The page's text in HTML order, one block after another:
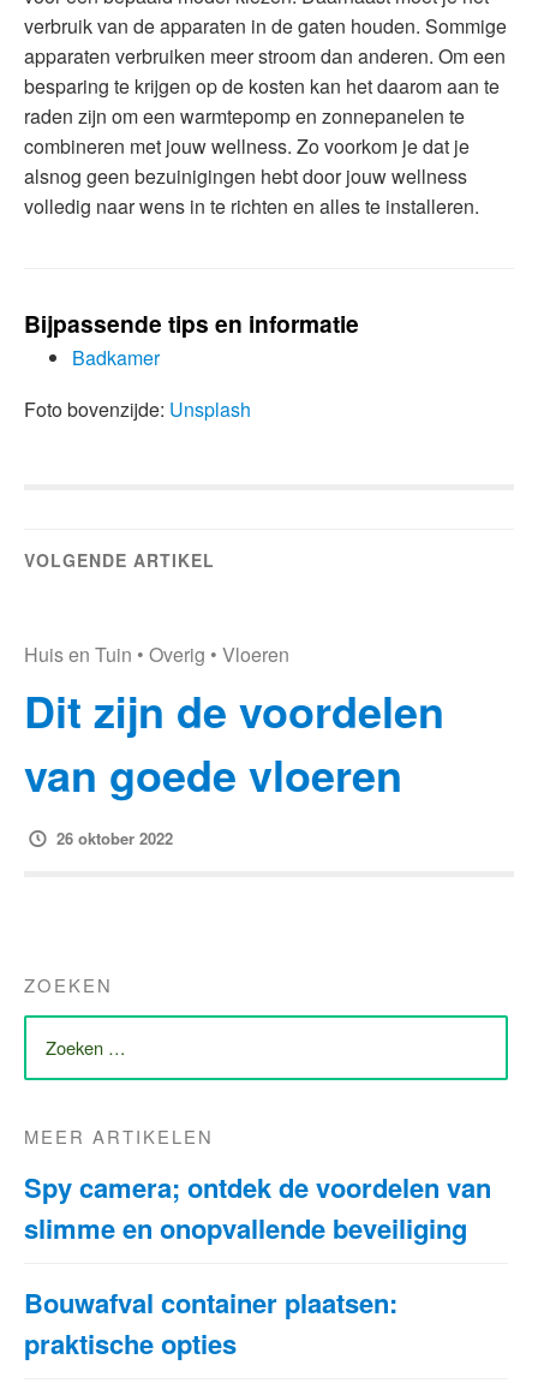
verbruik van de apparaten in de gaten houden. Sommige
apparaten verbruiken meer stroom dan anderen. Om een
besparing te krijgen op de kosten kan het daarom aan te
raden zijn om een warmtepomp en zonnepanelen te
combineren met jouw wellness. Zo voorkom je dat je
alsnog geen bezuinigingen hebt door jouw wellness
volledig naar wens in te richten en alles te installeren.
Bijpassende tips en informatie
Badkamer
Foto bovenzijde: Unsplash
VOLGENDE ARTIKEL
Huis en Tuin • Overig • Vloeren
Dit zijn de voordelen
van goede vloeren
26 oktober 2022
ZOEKEN
ZOEK
NAAR:
MEER ARTIKELEN
Spy camera; ontdek de voordelen van
slimme en onopvallende beveiliging
Bouwafval container plaatsen:
praktische opties